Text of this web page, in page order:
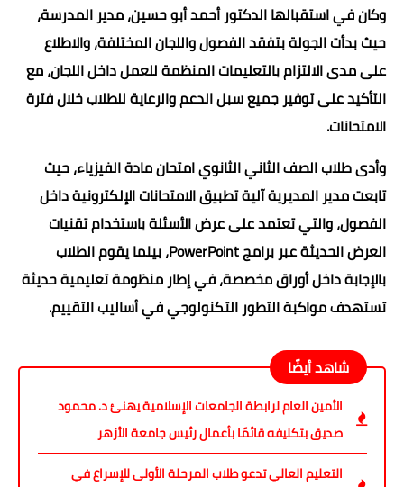
وكان في استقبالها الدكتور أحمد أبو حسين، مدير المدرسة،
حيث بدأت الجولة بتفقد الفصول واللجان المختلفة، والاطلاع
على مدى الالتزام بالتعليمات المنظمة للعمل داخل اللجان، مع
التأكيد على توفير جميع سبل الدعم والرعاية للطلاب خلال فترة
الامتحانات.
وأدى طلاب الصف الثاني الثانوي امتحان مادة الفيزياء، حيث
تابعت مدير المديرية آلية تطبيق الامتحانات الإلكترونية داخل
الفصول، والتي تعتمد على عرض الأسئلة باستخدام تقنيات
العرض الحديثة عبر برامج PowerPoint، بينما يقوم الطلاب
بالإجابة داخل أوراق مخصصة، في إطار منظومة تعليمية حديثة
تستهدف مواكبة التطور التكنولوجي في أساليب التقييم.
شاهد أيضًا
الأمين العام لرابطة الجامعات الإسلامية يهنئ د. محمود
صديق بتكليفه قائمًا بأعمال رئيس جامعة الأزهر
التعليم العالي تدعو طلاب المرحلة الأولى للإسراع في